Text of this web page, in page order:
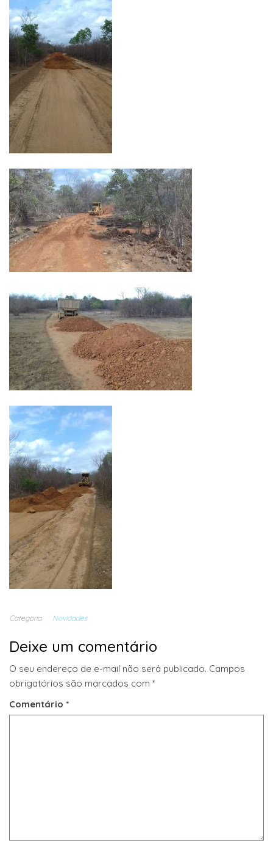
Categoria Novidades
Deixe um comentário
O seu endereço de e-mail não será publicado. Campos
obrigatórios são marcados com *
Comentário *